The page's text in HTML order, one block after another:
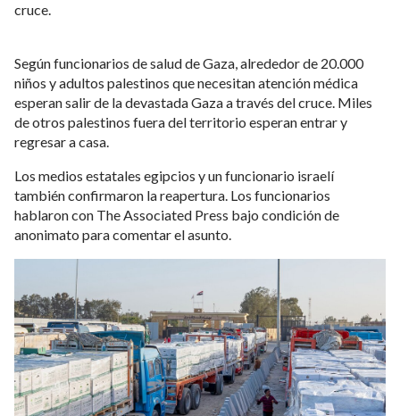
cruce.
Según funcionarios de salud de Gaza, alrededor de 20.000
niños y adultos palestinos que necesitan atención médica
esperan salir de la devastada Gaza a través del cruce. Miles
de otros palestinos fuera del territorio esperan entrar y
regresar a casa.
Los medios estatales egipcios y un funcionario israelí
también confirmaron la reapertura. Los funcionarios
hablaron con The Associated Press bajo condición de
anonimato para comentar el asunto.